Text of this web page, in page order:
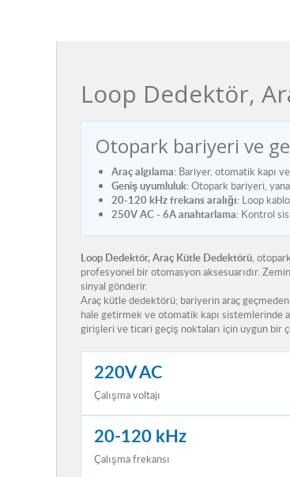
Loop Dedektör,
Otopark bariyeri ve
Araç algılama: Bariyer, otomatik kapı
Geniş uyumluluk:Otopark bariyeri,
20-120 kHz frekans aralığı: Loop
250V AC - 6A anahtarlama: Kontrol
Loop Dedektör, Araç Kütle Dedektörü,
profesyonel bir otomasyon aksesuarıdır.
sinyal gönderir.
Araç kütle dedektörü; bariyerin araç geçmeden
hale getirmek ve otomatik kapı sistemlerinde
girişleri ve ticari geçiş noktaları için uygun bir
220V AC
Çalışma voltajı
20-120 kHz
Çalışma frekansı